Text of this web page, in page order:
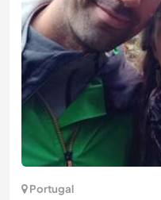
Portugal